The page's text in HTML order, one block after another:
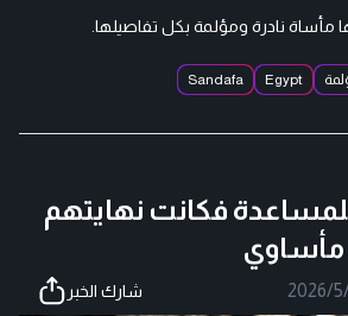
مأساة نادرة ومؤلمة بكل تفاصيلها.
Egypt
Sandafa
فكانت نهايتهم
مأساوي
2026/ شارك الخبر